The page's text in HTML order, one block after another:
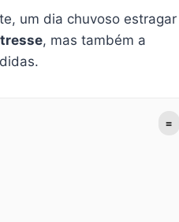
um dia chuvoso estragar
, mas também a
≡